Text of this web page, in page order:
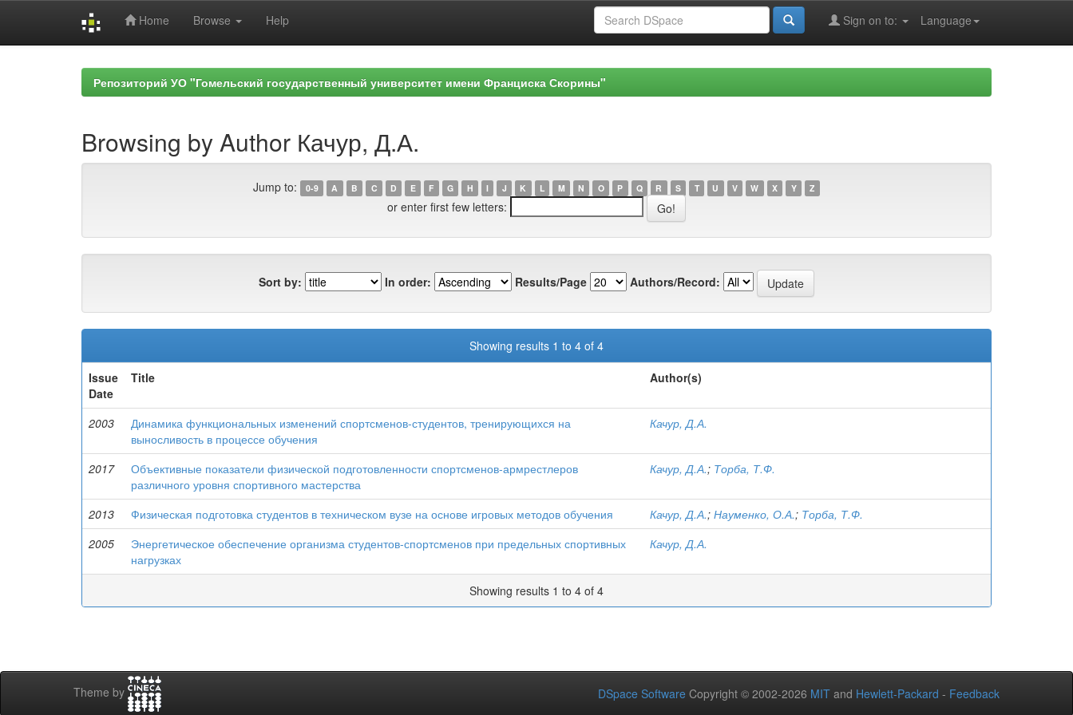
Home Browse Help Language
Sign on to:
Репозиторий УО "Гомельский государственный университет имени Франциска Скорины"
Browsing by Author Качур, Д.А.
Jump to: 0-9 A B C D E F G H I J K L M N O P Q R S T U V W X Y Z
or enter first few letters:
Sort by: In order: Results/Page Authors/Record:
Showing results 1 to 4 of 4
Issue
Date
Title Author(s)
2003
Динамика функциональных изменений спортсменов-студентов, тренирующихся на
выносливость в процессе обучения
Качур, Д.А.
2017
Объективные показатели физической подготовленности спортсменов-армрестлеров
различного уровня спортивного мастерства
Качур, Д.А.; Торба, Т.Ф.
2013 Физическая подготовка студентов в техническом вузе на основе игровых методов обучения Качур, Д.А.; Науменко, О.А.; Торба, Т.Ф.
2005
Энергетическое обеспечение организма студентов-спортсменов при предельных спортивных
нагрузках
Качур, Д.А.
Showing results 1 to 4 of 4
Theme by DSpace Software Copyright © 2002-2026 MIT and Hewlett-Packard - Feedback